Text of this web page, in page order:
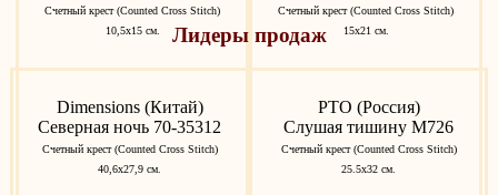
Счетный крест (Counted Cross Stitch)
10,5х15 см.
Счетный крест (Counted Cross Stitch)
15х21 см.
Лидеры продаж
Dimensions (Китай)
Северная ночь 70-35312
Счетный крест (Counted Cross Stitch)
40,6х27,9 см.
РТО (Россия)
Слушая тишину M726
Счетный крест (Counted Cross Stitch)
25.5x32 см.